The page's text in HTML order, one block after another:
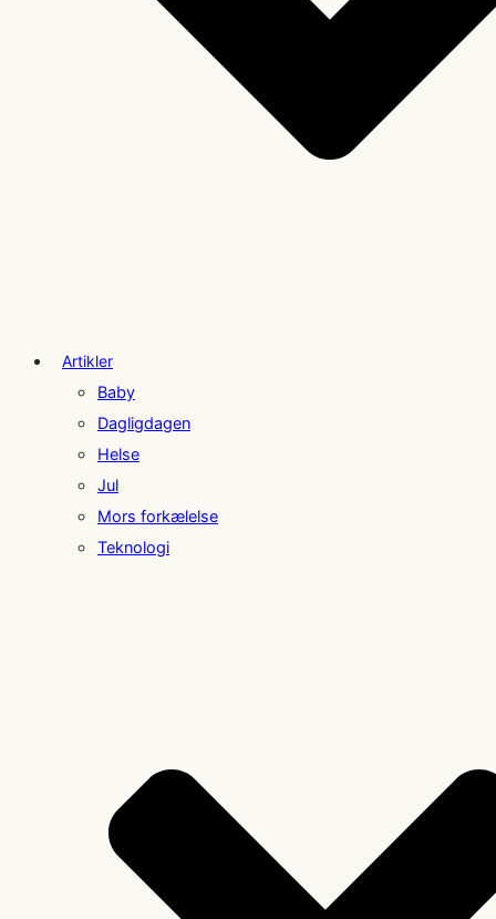
Artikler
Baby
Dagligdagen
Helse
Jul
Mors forkælelse
Teknologi